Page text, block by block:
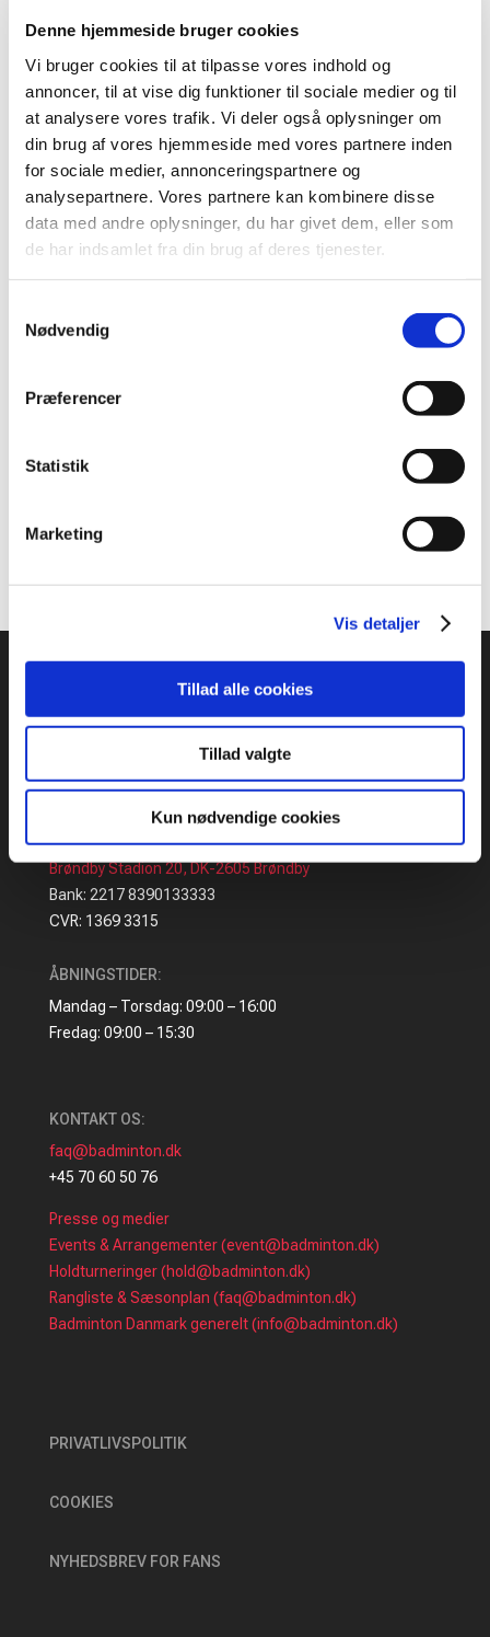
Denne hjemmeside bruger cookies
Vi bruger cookies til at tilpasse vores indhold og
annoncer, til at vise dig funktioner til sociale medier og til
at analysere vores trafik. Vi deler også oplysninger om
din brug af vores hjemmeside med vores partnere inden
for sociale medier, annonceringspartnere og
analysepartnere. Vores partnere kan kombinere disse
data med andre oplysninger, du har givet dem, eller som
de har indsamlet fra din brug af deres tjenester.
Nødvendig
Præferencer
Statistik
Marketing
Vis detaljer
Tillad alle cookies
Tillad valgte
Kun nødvendige cookies
afbud og derved markant flere kampe vundet på
’walk over’, så vil Badminton Danmark og DGI
Badminton overveje om forsøget skal fortsættes.
Hvis der derimod ikke ses en markant ændring i
kampe vundet på ’walk over’ er indstillingen fra
begge organisationer at gøre forsøget til en fast
regel.
Vi følger dog forsøget nøje, og vi forbeholder os ret
til at stoppe forsøget når som helst undervejs og gå
tilbage til de tidligere regler, hvis forsøgsordningen
kampgennemførsel ved individuelle turneringer.
Vi henstiller stadig til, at så snart man er bekendt
med en skade, skal man melde afbud, også for ens
sidste øjeblik.
reserver i kampe.
Idrættens Hus
Brøndby Stadion 20, DK-2605 Brøndby
Bank: 2217 8390133333
CVR: 1369 3315
ÅBNINGSTIDER:
Mandag – Torsdag: 09:00 – 16:00
Fredag: 09:00 – 15:30
KONTAKT OS:
faq@badminton.dk
+45 70 60 50 76
Presse og medier
Events & Arrangementer (event@badminton.dk)
Holdturneringer (hold@badminton.dk)
Rangliste & Sæsonplan (faq@badminton.dk)
Badminton Danmark generelt (info@badminton.dk)
PRIVATLIVSPOLITIK
COOKIES
NYHEDSBREV FOR FANS